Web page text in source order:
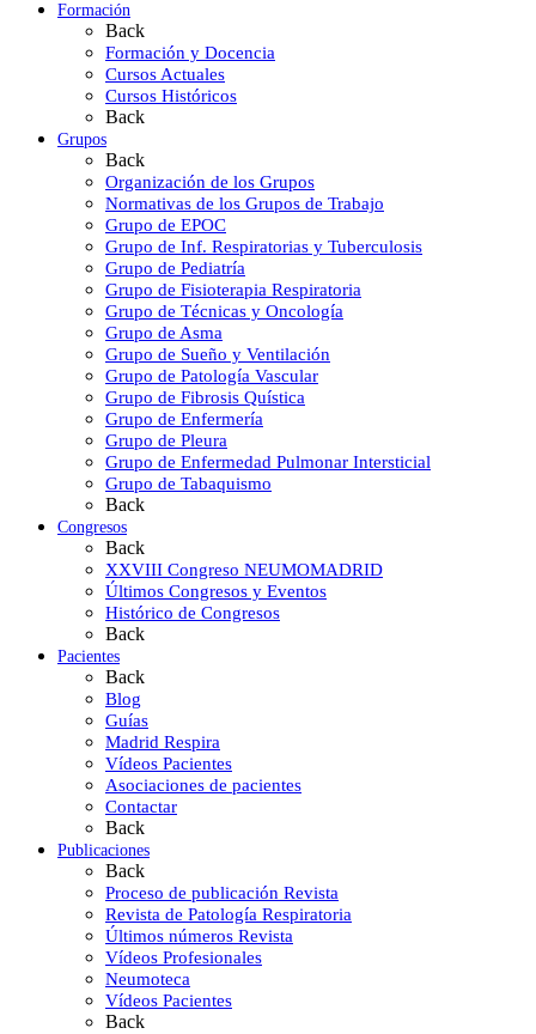
Formación
Back
Formación y Docencia
Cursos Actuales
Cursos Históricos
Back
Grupos
Back
Organización de los Grupos
Normativas de los Grupos de Trabajo
Grupo de EPOC
Grupo de Inf. Respiratorias y Tuberculosis
Grupo de Pediatría
Grupo de Fisioterapia Respiratoria
Grupo de Técnicas y Oncología
Grupo de Asma
Grupo de Sueño y Ventilación
Grupo de Patología Vascular
Grupo de Fibrosis Quística
Grupo de Enfermería
Grupo de Pleura
Grupo de Enfermedad Pulmonar Intersticial
Grupo de Tabaquismo
Back
Congresos
Back
XXVIII Congreso NEUMOMADRID
Últimos Congresos y Eventos
Histórico de Congresos
Back
Pacientes
Back
Blog
Guías
Madrid Respira
Vídeos Pacientes
Asociaciones de pacientes
Contactar
Back
Publicaciones
Back
Proceso de publicación Revista
Revista de Patología Respiratoria
Últimos números Revista
Vídeos Profesionales
Neumoteca
Vídeos Pacientes
Back